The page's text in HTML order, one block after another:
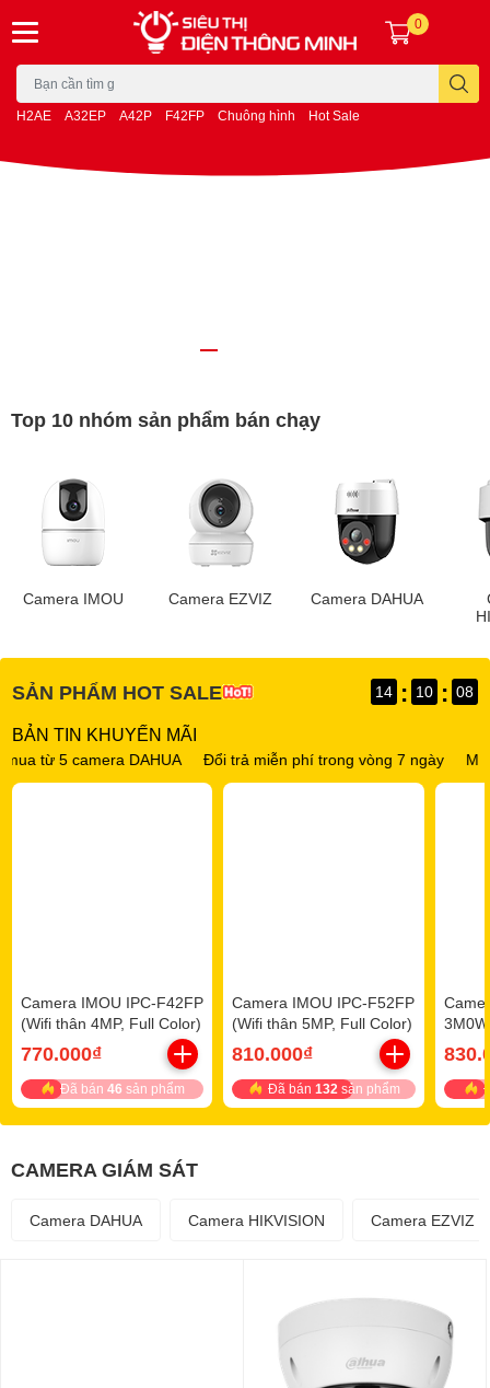
H2AE A32EP A42P F42FP Chuông hình Hot Sale
0
Top 10 nhóm sản phẩm bán chạy
Camera IMOU Camera EZVIZ Camera DAHUA
SẢN PHẨM HOT SALE 14 : 10 : 07
BẢN TIN KHUYẾN MÃI
DAHUA Đổi trả miễn phí trong vòng 7 ngày Miễn phí
Camera IMOU IPC-F42FP
(Wifi thân 4MP, Full Color)
770.000₫
Đã bán46 sản phẩm
Camera IMOU IPC-F52FP
(Wifi thân 5MP, Full Color)
810.000₫
Đã bán 132 sản phẩm
loa
CAMERA GIÁM SÁT
Camera DAHUA Camera HIKVISION Camera EZVIZ